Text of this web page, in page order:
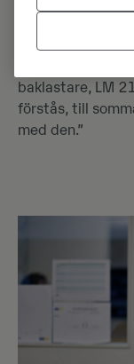
”Umgås med
baklastare, LM
förstås, till
med den.”